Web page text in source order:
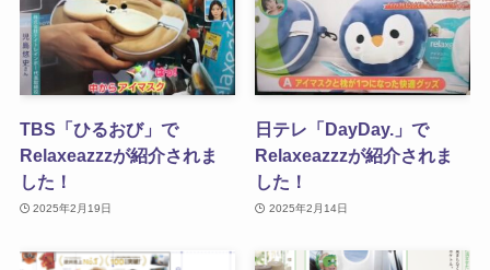
TBS「ひるおび」で
Relaxeazzzが紹介されま
した！
2025年2月19日
日テレ「DayDay.」で
Relaxeazzzが紹介されま
した！
2025年2月14日